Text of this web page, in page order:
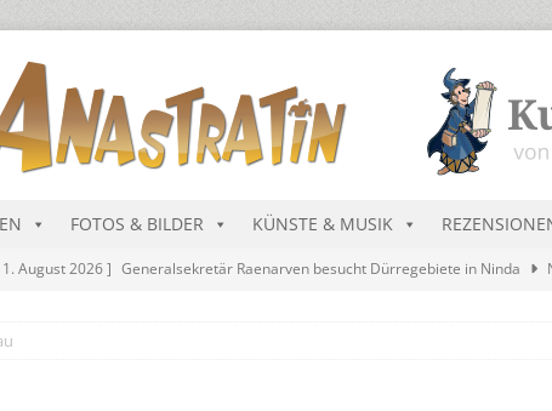
FOTOS & BILDER KÜNSTE & MUSIK
1. August 2026 ] Generalsekretär Raenarven besucht Dürregebiete in Ninda
1. August 2026 ]